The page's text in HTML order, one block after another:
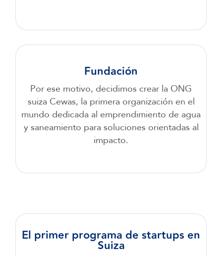
Fundación
Por ese motivo, decidimos crear la ONG
suiza Cewas, la primera organización en el
mundo dedicada al emprendimiento de agua
y saneamiento para soluciones orientadas al
impacto.
El primer programa de startups en
Suiza